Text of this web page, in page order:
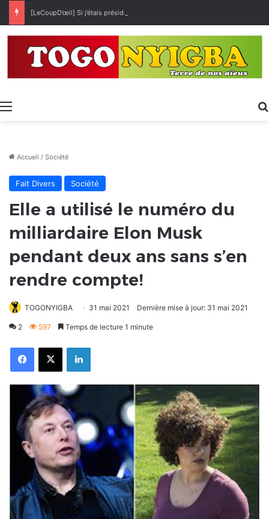
[LeCoupD’œil] Si j’étais président, ce que je ferai des « Évalas »
Menu
Accueil / Société
Fait Divers Société
Elle a utilisé le numéro du
milliardaire Elon Musk
pendant deux ans sans s’en
rendre compte!
TOGONYIGBA 31 mai 2021 Dernière mise à jour: 31 mai 2021
2 597 Temps de lecture 1 minute
FacebookX Linkedin